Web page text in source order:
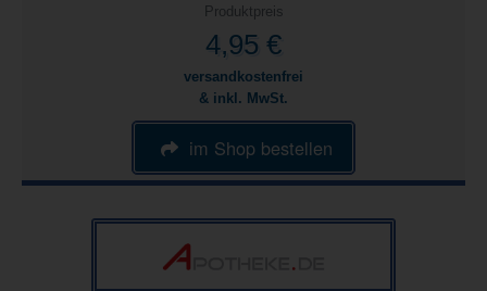
Produktpreis
4,95 €
versandkostenfrei
& inkl. MwSt.
im Shop bestellen